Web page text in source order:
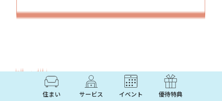
住まい サービス イベント 優待特典